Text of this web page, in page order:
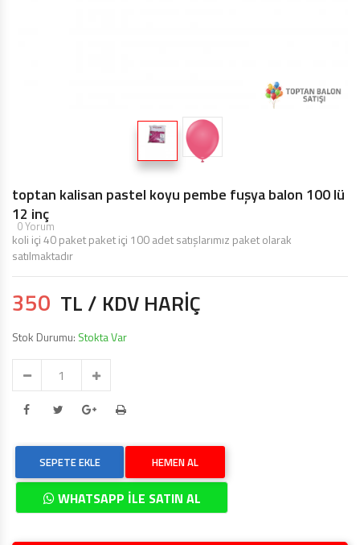
ÖZEL BASKILI BALON
IŞIKLI BALON,LED IŞIKLI BALON
toptan kalisan pastel koyu pembe fuşya balon 100 lü
12 inç
0 Yorum
koli içi 40 paket paket içi 100 adet satışlarımız paket olarak
satılmaktadır
350 TL / KDV HARİÇ
Stok Durumu: Stokta Var
SEPETE EKLE HEMEN AL
WHATSAPP İLE SATIN AL